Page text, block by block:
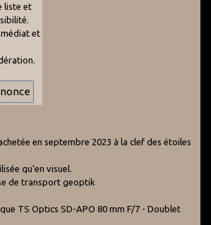
liste et
et
en septembre 2023 à la clef des étoiles
qu’en visuel.
de transport geoptik
TS Optics SD-APO 80 mm F/7 - Doublet